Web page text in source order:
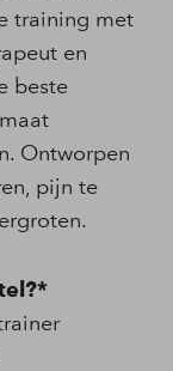
training met
en
beste
Ontworpen
pijn te